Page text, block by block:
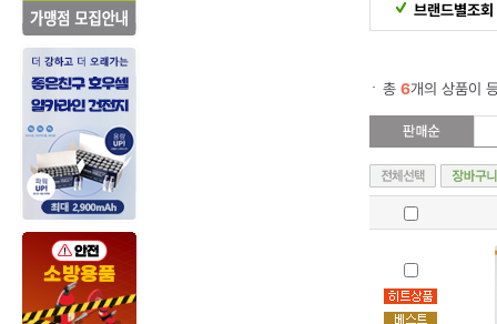
브랜드별조회
총 6개의 상품이